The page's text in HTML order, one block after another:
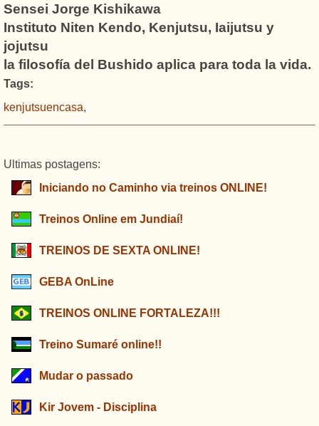
Sensei Jorge Kishikawa
Instituto Niten Kendo, Kenjutsu, Iaijutsu y
jojutsu
la filosofía del Bushido aplica para toda la vida.
Tags:
kenjutsuencasa,
Ultimas postagens:
Iniciando no Caminho via treinos ONLINE!
Treinos Online em Jundiaí!
TREINOS DE SEXTA ONLINE!
GEBA OnLine
TREINOS ONLINE FORTALEZA!!!
Treino Sumaré online!!
Mudar o passado
Kir Jovem - Disciplina